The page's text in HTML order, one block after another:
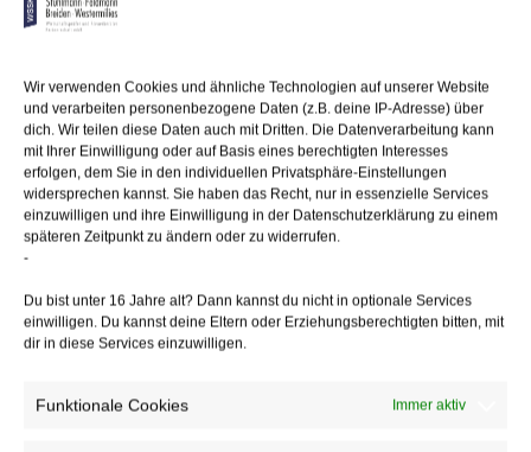
Wir verwenden Cookies und ähnliche Technologien auf unserer Website
und verarbeiten personenbezogene Daten (z.B. deine IP-Adresse) über
dich. Wir teilen diese Daten auch mit Dritten. Die Datenverarbeitung kann
mit Ihrer Einwilligung oder auf Basis eines berechtigten Interesses
erfolgen, dem Sie in den individuellen Privatsphäre-Einstellungen
widersprechen kannst. Sie haben das Recht, nur in essenzielle Services
einzuwilligen und ihre Einwilligung in der Datenschutzerklärung zu einem
späteren Zeitpunkt zu ändern oder zu widerrufen.
-
Du bist unter 16 Jahre alt? Dann kannst du nicht in optionale Services
einwilligen. Du kannst deine Eltern oder Erziehungsberechtigten bitten, mit
dir in diese Services einzuwilligen.
Funktionale Cookies Immer aktiv
halben Million Followern. Sie stellte dort zum einen Produkte und
Leistungen von Unternehmen vor, für deren Präsentation sie von
denen sie mittels sog. Tap-Tags auf die Instagram-Accounts von
Unternehmen verlinkte, deren Produkte zu sehen sind. Hierfür erhielt
sie keine finanzielle Gegenleistung. Im Herbst 2019 verwies die
Influencerin auf ein Bündel von E-Books, das sich mit veganer
Ernährung befasste. Sie erhielt dafür keine finanzielle Gegenleistung.
Die E-Books waren ihr jedoch kostenlos zur Verfügung gestellt worden.
28/10/2022 / WSSK
wssk-admin